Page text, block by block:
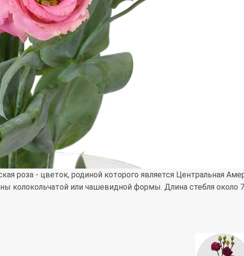
роза - цветок, родиной которого является Центральная
колокольчатой или чашевидной формы. Длина стебля около